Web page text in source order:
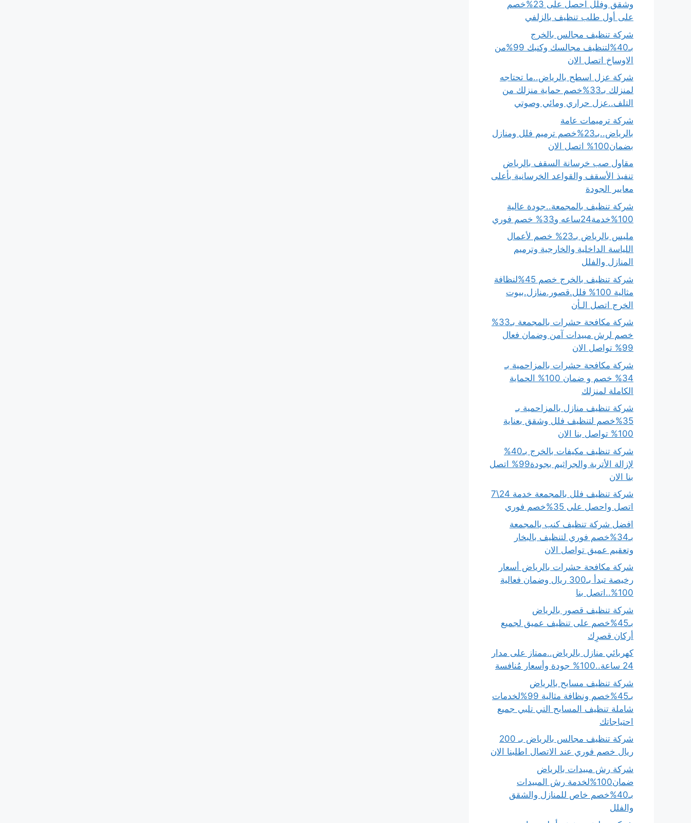
وشقق وفلل احصل على 23%خصم
على أول طلب تنظيف بالزلفي
شركة تنظيف مجالس بالخرج
بـ40%لتنظيف مجالسك وكنبك 99%من
الاوساخ اتصل الان
شركة عزل اسطح بالرياض..ما تحتاجه
لمنزلك بـ33%خصم حماية منزلك من
التلف..عزل حراري ومائي وصوتي
شركة ترميمات عامة
بالرياض..بـ23%خصم ترميم فلل ومنازل
بضمان100% اتصل الان
مقاول صب خرسانة السقف بالرياض
تنفيذ الأسقف والقواعد الخرسانية بأعلى
معايير الجودة
شركة تنظيف بالمجمعة..جودة عالية
100%خدمة24ساعه و33% خصم فوري
مليس بالرياض بـ23% خصم لأعمال
اللياسة الداخلية والخارجية وترميم
المنازل والفلل
شركة تنظيف بالخرج خصم 45%لنظافة
مثالية 100% فلل.قصور.منازل.بيوت
الخرج اتصل الـأن
شركة مكافحة حشرات بالمجمعة بـ33%
خصم لرش مبيدات آمن وضمان فعال
99% تواصل الان
شركة مكافحة حشرات بالمزاحمية بـ
34% خصم و ضمان 100% الحماية
الكاملة لمنزلك
شركة تنظيف منازل بالمزاحمية بـ
35%خصم لتنظيف فلل وشقق بعناية
100% تواصل بنا الان
شركة تنظيف مكيفات بالخرج بـ40%
لإزالة الأتربة والجراثيم بجودة99% اتصل
بنا الان
شركة تنظيف فلل بالمجمعة خدمة 24\7
اتصل واحصل على 35%خصم فوري
افضل شركة تنظيف كنب بالمجمعة
بـ34%خصم فوري لتنظيف بالبخار
وتعقيم عميق تواصل الان
شركة مكافحة حشرات بالرياض أسعار
رخيصة تبدأ بـ300 ريال وضمان فعالية
100%..اتصل بنا
شركة تنظيف قصور بالرياض
بـ45%خصم على تنظيف عميق لجميع
أركان قصرِك
كهربائي منازل بالرياض..ممتاز على مدار
24 ساعة..100% جودة وأسعار مُنافسة
شركة تنظيف مسابح بالرياض
بـ45%خصم ونظافة مثالية 99%لخدمات
شاملة تنظيف المسابح التي تلبي جميع
احتياجاتك
شركة تنظيف مجالس بالرياض بـ 200
ريال خصم فوري عند الاتصال اطلبنا الان
شركة رش مبيدات بالرياض
ضمان100%لخدمة رش المبيدات
بـ40%خصم خاص للمنازل والشقق
والفلل